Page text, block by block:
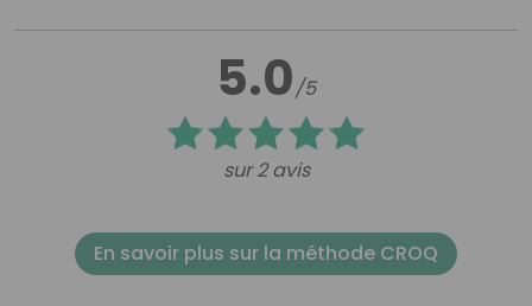
5.0/5
sur 2 avis
En savoir plus sur la méthode CROQ